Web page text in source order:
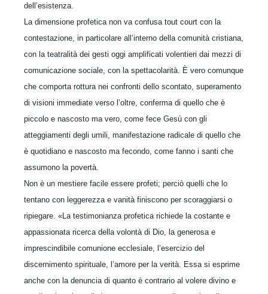
dell’esistenza.
La dimensione profetica non va confusa tout court con la
contestazione, in particolare all’interno della comunità cristiana,
con la teatralità dei gesti oggi amplificati volentieri dai mezzi di
comunicazione sociale, con la spettacolarità. È vero comunque
che comporta rottura nei confronti dello scontato, superamento
di visioni immediate verso l’oltre, conferma di quello che è
piccolo e nascosto ma vero, come fece Gesù con gli
atteggiamenti degli umili, manifestazione radicale di quello che
è quotidiano e nascosto ma fecondo, come fanno i santi che
assumono la povertà.
Non è un mestiere facile essere profeti; perciò quelli che lo
tentano con leggerezza e vanità finiscono per scoraggiarsi o
ripiegare. «La testimonianza profetica richiede la costante e
appassionata ricerca della volontà di Dio, la generosa e
imprescindibile comunione ecclesiale, l’esercizio del
discernimento spirituale, l’amore per la verità. Essa si esprime
anche con la denuncia di quanto è contrario al volere divino e